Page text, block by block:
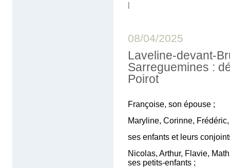
|
08/04/2025
Laveline-devant-
Sarreguemines :
Poirot
Françoise, son épouse ;
Maryline, Corinne,
ses enfants et leurs
Nicolas, Arthur, Flavie,
ses petits-enfants ;